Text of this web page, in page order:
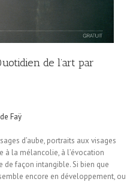
de l’art par
Faÿ
d’aube, portraits aux visages
à la mélancolie, à l’évocation
de façon intangible. Si bien que
encore en développement, ou